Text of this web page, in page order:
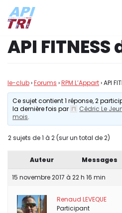
Aller
au
contenu
API
le-club›Forums ›RPM L’Appart›API
Ce sujet contient 1 réponse, 2
la dernière fois par
Cédric Le
mois.
2 sujets de 1 à 2 (sur un total de 2)
Auteur Messages
15 novembre 2017 à 22 h 16 min
Renaud LEVEQUE
Participant